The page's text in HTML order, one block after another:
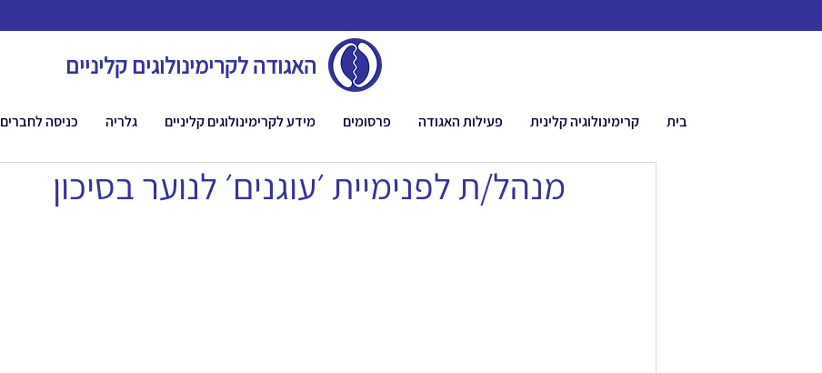
האגודה לקרימינולוגים קליניים
בית קרימינולוגיה קלינית פעילות האגודה פרסומים מידע לקרימינולוגים קליניים גלריה כניסה לחברים
מנהל/ת לפנימיית ׳עוגנים׳ לנוער בסיכון